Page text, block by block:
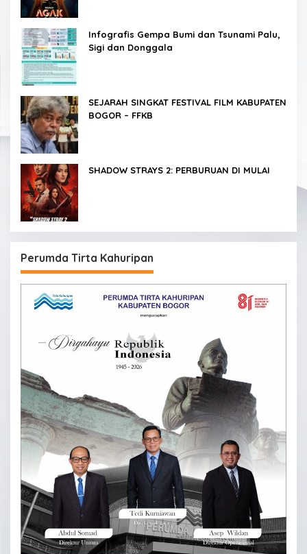
Infografis Gempa Bumi dan Tsunami Palu,
Sigi dan Donggala
SEJARAH SINGKAT FESTIVAL FILM KABUPATEN
BOGOR – FFKB
SHADOW STRAYS 2: PERBURUAN DI MULAI
Perumda Tirta Kahuripan